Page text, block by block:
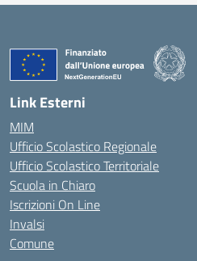
Link Esterni
MIM
Ufficio Scolastico Regionale
Ufficio Scolastico Territoriale
Scuola in Chiaro
Iscrizioni On Line
Invalsi
Comune